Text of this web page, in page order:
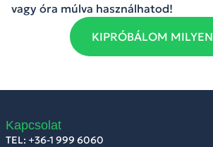
vagy óra múlva használhatod!
KIPRÓBÁLOM MILYEN
Kapcsolat
TEL: +36-1 999 6060